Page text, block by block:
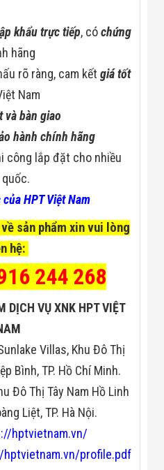
khẩu trực tiếp, cóchứng
hãng
rõ ràng, cam kếtgiá tốt
Nam
và bàn giao
hành chính hãng
công lắp đặt cho nhiều
HPT Việt Nam
sản phẩm xin vui lòng
hệ:
244 268
DỊCH VỤ XNK HPT VIỆT
Villas, Khu Đô Thị
Bình, TP. Hồ Chí Minh.
Đô Thị Tây Nam Hồ Linh
Liệt, TP. Hà Nội.
hptvietnam.vn/
profile.pdf